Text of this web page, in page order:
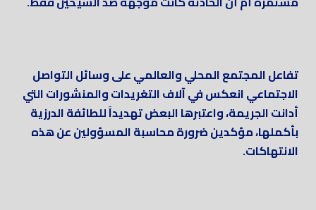
تفاعل المجتمع المحلي والعالمي على وسائل التواصل
الاجتماعي انعكس في آلاف التغريدات والمنشورات التي
أدانت الجريمة، واعتبرها البعض تهديداً للطائفة الدرزية
بأكملها، مؤكدين ضرورة محاسبة المسؤولين عن هذه
الانتهاكات.